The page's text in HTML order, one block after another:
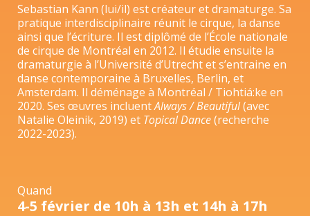
Sebastian Kann (lui/il) est créateur et dramaturge. Sa
pratique interdisciplinaire réunit le cirque, la danse
ainsi que l’écriture. Il est diplômé de l’École nationale
de cirque de Montréal en 2012. Il étudie ensuite la
dramaturgie à l’Université d’Utrecht et s’entraine en
danse contemporaine à Bruxelles, Berlin, et
Amsterdam. Il déménage à Montréal / Tiohtiá:ke en
2020. Ses œuvres incluentAlways / Beautiful(avec
Natalie Oleinik, 2019) et Topical Dance(recherche
2022-2023).
Quand
4-5 février de 10h à 13h et 14h à 17h